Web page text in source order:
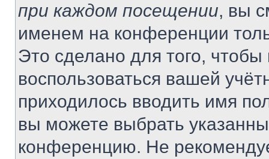
при каждом посещении, вы
именем на конференции
Это сделано для того, чтобы
воспользоваться вашей
приходилось вводить имя
вы можете выбрать
конференцию. Не